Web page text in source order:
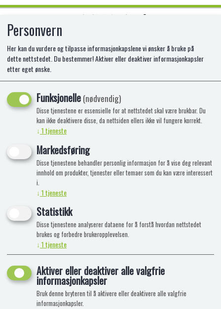
Ingen produkter funnet
Personvern
Her kan du vurdere og tilpasse informasjonkapslene vi ønsker å bruke på
dette nettstedet. Du bestemmer! Aktiver eller deaktiver informasjonkapsler
etter eget ønske.
Funksjonelle(nødvendig)
Disse tjenestene er essensielle for at nettstedet skal være brukbar. Du
kan ikke deaktivere disse, da nettsiden ellers ikke vil fungere korrekt.
↓ 1tjeneste
Markedsføring
Disse tjenestene behandler personlig informasjon for å vise deg relevant
innhold om produkter, tjenester eller temaer som du kan være interessert
i.
↓ 1tjeneste
Statistikk
Disse tjenestene analyserer dataene for å forstå hvordan nettstedet
brukes og forbedre brukeropplevelsen.
↓ 1tjeneste
Aktiver eller deaktiver alle valgfrie
informasjonkapsler
Bruk denne bryteren til å aktivere eller deaktivere alle valgfrie
informasjonkapsler.